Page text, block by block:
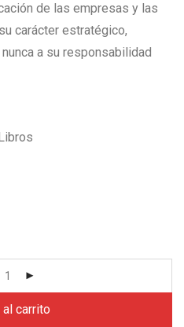
de las empresas y las
carácter estratégico,
a su responsabilidad
al carrito